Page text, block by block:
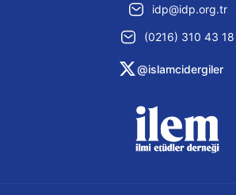
idp@idp.org.tr
(0216) 310 43 18
@islamcidergiler